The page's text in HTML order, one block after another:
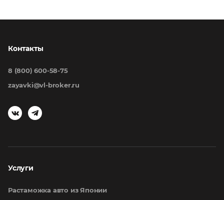
Услуги
Растаможка авто из Японии
Контакты
8 (800) 600-58-75
zayavki@vl-broker.ru